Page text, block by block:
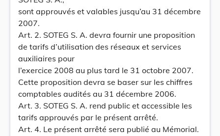
sont approuvés et valables jusqu’au 31 décembre
2007.
Art. 2. SOTEG S. A. devra fournir une proposition
de tarifs d’utilisation des réseaux et services
auxiliaires pour
l’exercice 2008 au plus tard le 31 octobre 2007.
Cette proposition devra se baser sur les chiffres
comptables audités au 31 décembre 2006.
Art. 3. SOTEG S. A. rend public et accessible les
tarifs approuvés par le présent arrêté.
Art. 4. Le présent arrêté sera publié au Mémorial.